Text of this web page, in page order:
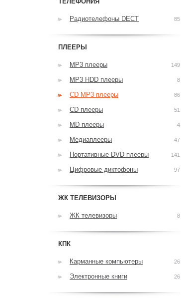
Радиотелефоны DECT 85
ПЛЕЕРЫ
MP3 плееры 149
MP3 HDD плееры 8
CD MP3 плееры 86
CD плееры 51
MD плееры 4
Медиаплееры 47
Портативные DVD плееры 141
Цифровые диктофоны 97
ЖК ТЕЛЕВИЗОРЫ
ЖК телевизоры 8
КПК
Карманные компьютеры 26
Электронные книги 26